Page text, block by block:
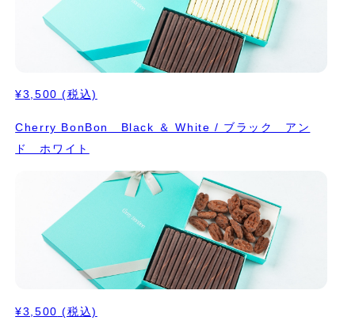
¥3,500 (税込)
Cherry BonBon Black ＆ White / ブラック アン
ド ホワイト
¥3,500 (税込)